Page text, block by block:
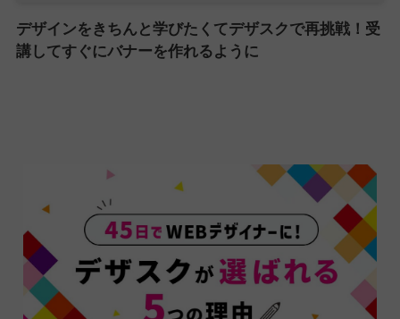
デザインをきちんと学びたくてデザスクで再挑戦！受
講してすぐにバナーを作れるように